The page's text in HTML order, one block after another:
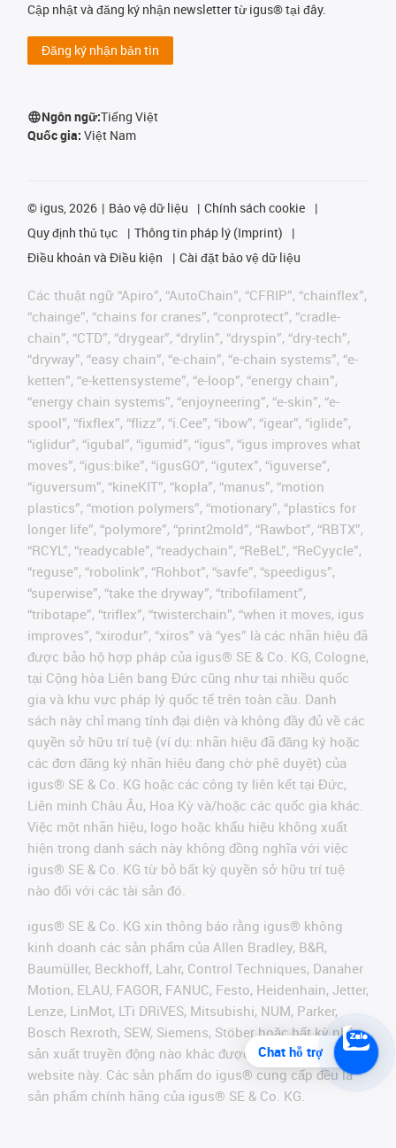
Cập nhật và đăng ký nhận newsletter từ igus® tại đây.
Đăng ký nhận bản tin
Ngôn ngữ:Tiếng Việt
Quốc gia: Việt Nam
© igus, 2026 Bảo vệ dữ liệu
Chính sách cookie
Quy định thủ tục
Thông tin pháp lý (Imprint)
Điều khoản và Điều kiện
Cài đặt bảo vệ dữ liệu
Các thuật ngữ “Apiro”, “AutoChain”, “CFRIP”, “chainflex”,
“chainge”, “chains for cranes”, “conprotect”, “cradle-
chain”, “CTD”, “drygear”, “drylin”, “dryspin”, “dry-tech”,
“dryway”, “easy chain”, “e-chain”, “e-chain systems”, “e-
ketten”, “e-kettensysteme”, “e-loop”, “energy chain”,
“energy chain systems”, “enjoyneering”, “e-skin”, “e-
spool”, “fixflex”, “flizz”, “i.Cee”, “ibow”, “igear”, “iglide”,
“iglidur”, “igubal”, “igumid”, “igus”, “igus improves what
moves”, “igus:bike”, “igusGO”, “igutex”, “iguverse”,
“iguversum”, “kineKIT”, “kopla”, “manus”, “motion
plastics”, “motion polymers”, “motionary”, “plastics for
longer life”, “polymore”, “print2mold”, “Rawbot”, “RBTX”,
“RCYL”, “readycable”, “readychain”, “ReBeL”, “ReCyycle”,
“reguse”, “robolink”, “Rohbot”, “savfe”, “speedigus”,
“superwise”, “take the dryway”, “tribofilament”,
“tribotape”, “triflex”, “twisterchain”, “when it moves, igus
improves”, “xirodur”, “xiros” và “yes” là các nhãn hiệu đã
được bảo hộ hợp pháp của igus® SE & Co. KG, Cologne,
tại Cộng hòa Liên bang Đức cũng như tại nhiều quốc
gia và khu vực pháp lý quốc tế trên toàn cầu. Danh
sách này chỉ mang tính đại diện và không đầy đủ về các
quyền sở hữu trí tuệ (ví dụ: nhãn hiệu đã đăng ký hoặc
các đơn đăng ký nhãn hiệu đang chờ phê duyệt) của
igus® SE & Co. KG hoặc các công ty liên kết tại Đức,
Liên minh Châu Âu, Hoa Kỳ và/hoặc các quốc gia khác.
Việc một nhãn hiệu, logo hoặc khẩu hiệu không xuất
hiện trong danh sách này không đồng nghĩa với việc
igus® SE & Co. KG từ bỏ bất kỳ quyền sở hữu trí tuệ
nào đối với các tài sản đó.
igus® SE & Co. KG xin thông báo rằng igus® không
kinh doanh các sản phẩm của Allen Bradley, B&R,
Baumüller, Beckhoff, Lahr, Control Techniques, Danaher
Motion, ELAU, FAGOR, FANUC, Festo, Heidenhain, Jetter,
Lenze, LinMot, LTi DRiVES, Mitsubishi, NUM, Parker,
Bosch Rexroth, SEW, Siemens, Stöber hoặc bất kỳ nhà
sản xuất truyền động nào khác được đề cập trên
website này. Các sản phẩm do igus® cung cấp đều là
sản phẩm chính hãng của igus® SE & Co. KG.
Chat hỗ trợ